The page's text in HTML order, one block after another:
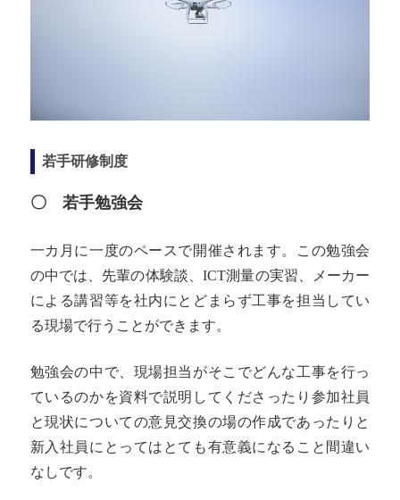
若手研修制度
〇 若手勉強会
一カ月に一度のペースで開催されます。この勉強会
の中では、先輩の体験談、ICT測量の実習、メーカー
による講習等を社内にとどまらず工事を担当してい
る現場で行うことができます。
勉強会の中で、現場担当がそこでどんな工事を行っ
ているのかを資料で説明してくださったり参加社員
と現状についての意見交換の場の作成であったりと
新入社員にとってはとても有意義になること間違い
なしです。